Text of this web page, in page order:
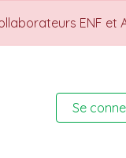
ENF et
Se